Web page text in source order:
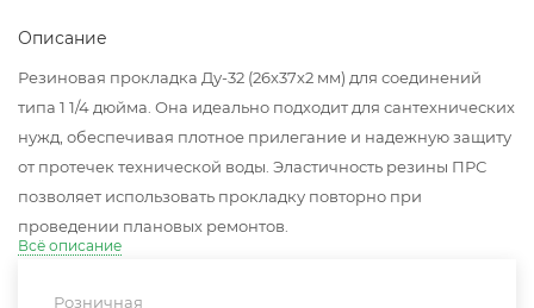
Описание
Резиновая прокладка Ду-32 (26х37х2 мм) для соединений
типа 1 1/4 дюйма. Она идеально подходит для сантехнических
нужд, обеспечивая плотное прилегание и надежную защиту
от протечек технической воды. Эластичность резины ПРС
позволяет использовать прокладку повторно при
проведении плановых ремонтов.
Всё описание
Розничная